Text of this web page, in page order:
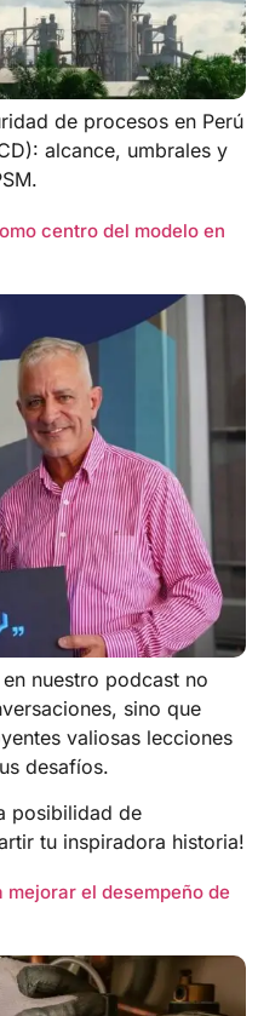
de procesos en Perú
alcance, umbrales y
centro del modelo en
nuestro podcast no
sino que
valiosas lecciones
desafíos.
posibilidad de
tu inspiradora historia!
mejorar el desempeño de